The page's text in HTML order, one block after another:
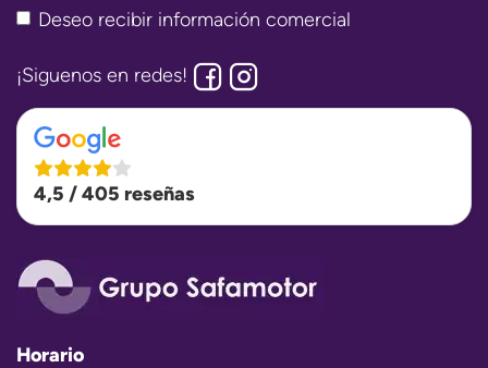
Deseo recibir información comercial
¡Siguenos en redes!
4,5 / 405 reseñas
Horario